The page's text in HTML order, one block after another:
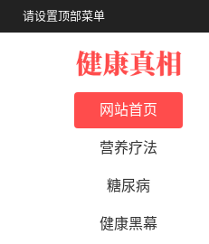
请设置顶部菜单
网站首页
营养疗法
糖尿病
健康黑幕